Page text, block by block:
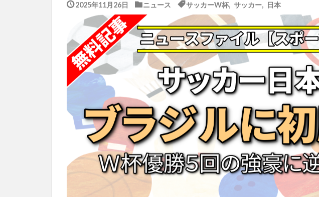
2025年11月26日 ニュース サッカーW杯, サッカー, 日本